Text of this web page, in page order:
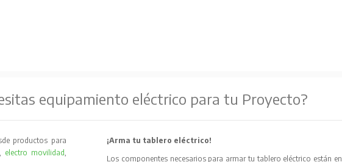
equipamiento eléctrico para tu Proyecto?
productos para
, electro movilidad,
¡Arma tu tablero eléctrico!
Los componentes necesarios para armar tu tablero eléctrico están en